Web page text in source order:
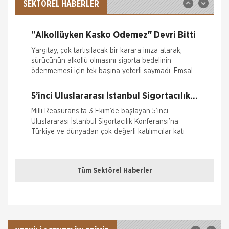
Kasko Hasar Dosyasında İstenilen Bilgiler
Kaza Tespit Tutanağı
Nakliye Hasarı İçin Gerekli Bilgiler
SEKTÖREL HABERLER
Geleceğini Arıyor' arama konferansı ile sektöre yol
"Alkollüyken Kasko Ödemez" Devri Bitti
Yargıtay, çok tartışılacak bir karara imza atarak,
sürücünün alkollü olmasını sigorta bedelinin
ödenmemesi için tek başına yeterli saymadı. Emsal
o
5’inci Uluslararası İstanbul Sigortacılık
Konferansı Milli Reasürans’ta yapıldı.
Milli Reasürans’ta 3 Ekim’de başlayan 5’inci
Uluslararası İstanbul Sigortacılık Konferansı’na
Türkiye ve dünyadan çok değerli katılımcılar katı
NN Hayat ve Emeklilik adına Nielsen tarafından ilki
Tüm Sektörel Haberler